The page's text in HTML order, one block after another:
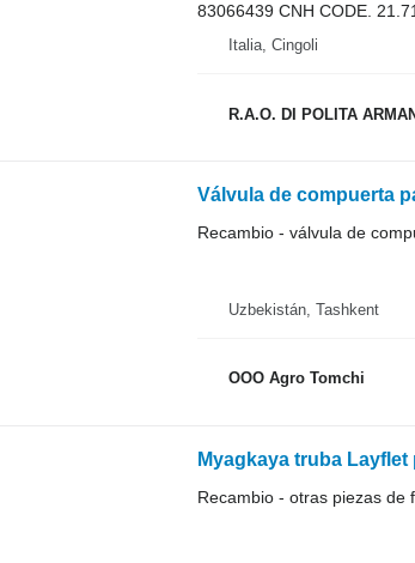
83066439 CNH CODE.
Italia, Cingoli
R.A.O. DI POLITA
Válvula de compuerta
Recambio - válvula de
Uzbekistán, Tashkent
OOO Agro Tomchi
Myagkaya truba
Recambio - otras piezas de